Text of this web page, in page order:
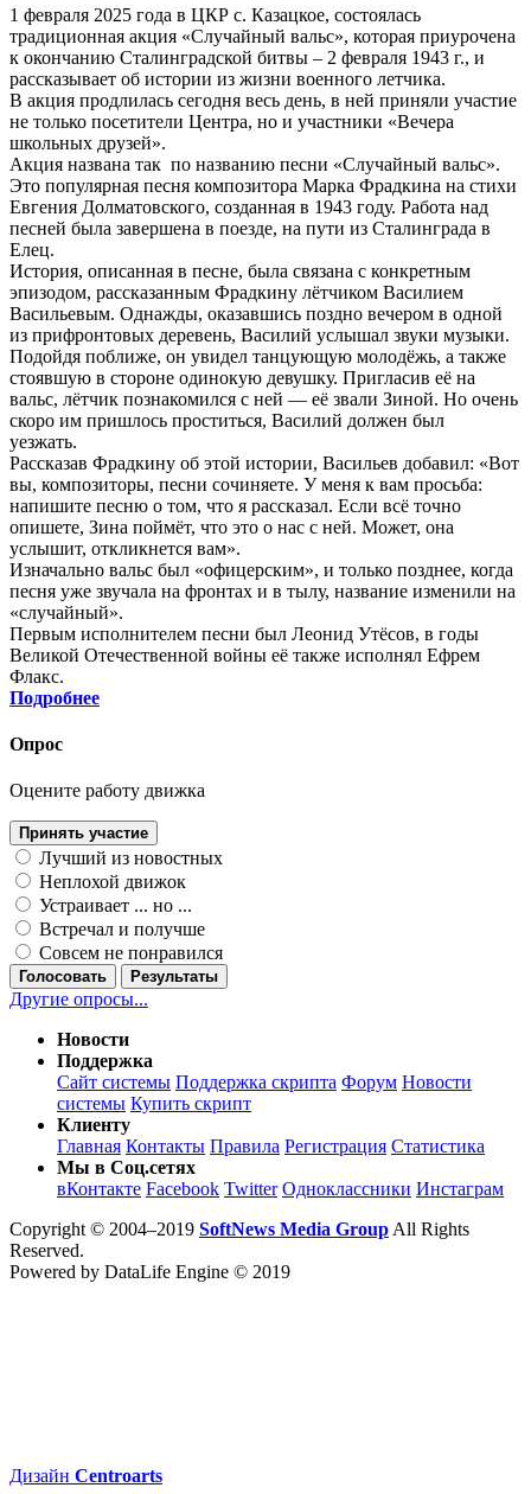
1 февраля 2025 года в ЦКР с. Казацкое, состоялась
традиционная акция «Случайный вальс», которая приурочена
к окончанию Сталинградской битвы – 2 февраля 1943 г., и
рассказывает об истории из жизни военного летчика.
В акция продлилась сегодня весь день, в ней приняли участие
не только посетители Центра, но и участники «Вечера
школьных друзей».
Акция названа так по названию песни «Случайный вальс».
Это популярная песня композитора Марка Фрадкина на стихи
Евгения Долматовского, созданная в 1943 году. Работа над
песней была завершена в поезде, на пути из Сталинграда в
Елец.
История, описанная в песне, была связана с конкретным
эпизодом, рассказанным Фрадкину лётчиком Василием
Васильевым. Однажды, оказавшись поздно вечером в одной
из прифронтовых деревень, Василий услышал звуки музыки.
Подойдя поближе, он увидел танцующую молодёжь, а также
стоявшую в стороне одинокую девушку. Пригласив её на
вальс, лётчик познакомился с ней — её звали Зиной. Но очень
скоро им пришлось проститься, Василий должен был
уезжать.
Рассказав Фрадкину об этой истории, Васильев добавил: «Вот
вы, композиторы, песни сочиняете. У меня к вам просьба:
напишите песню о том, что я рассказал. Если всё точно
опишете, Зина поймёт, что это о нас с ней. Может, она
услышит, откликнется вам».
Изначально вальс был «офицерским», и только позднее, когда
песня уже звучала на фронтах и в тылу, название изменили на
«случайный».
Первым исполнителем песни был Леонид Утёсов, в годы
Великой Отечественной войны её также исполнял Ефрем
Флакс.
Подробнее
Опрос
Оцените работу движка
Принять участие
Лучший из новостных
Неплохой движок
Устраивает ... но ...
Встречал и получше
Совсем не понравился
Голосовать Результаты
Другие опросы...
Новости
Поддержка
Сайт системы Поддержка скрипта Форум Новости
системы Купить скрипт
Клиенту
Главная Контакты Правила Регистрация Статистика
Мы в Соц.сетях
вКонтакте Facebook Twitter Одноклассники Инстаграм
Copyright © 2004–2019 SoftNews Media Group All Rights
Reserved.
Powered by DataLife Engine © 2019
Дизайн Centroarts